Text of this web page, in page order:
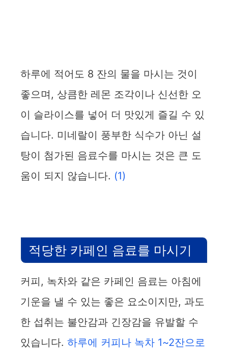
하루에 적어도 8 잔의 물을 마시는 것이
좋으며, 상큼한 레몬 조각이나 신선한 오
이 슬라이스를 넣어 더 맛있게 즐길 수 있
습니다. 미네랄이 풍부한 식수가 아닌 설
탕이 첨가된 음료수를 마시는 것은 큰 도
움이 되지 않습니다. (1)
적당한 카페인 음료를 마시기
커피, 녹차와 같은 카페인 음료는 아침에
기운을 낼 수 있는 좋은 요소이지만, 과도
한 섭취는 불안감과 긴장감을 유발할 수
있습니다. 하루에 커피나 녹차 1~2잔으로